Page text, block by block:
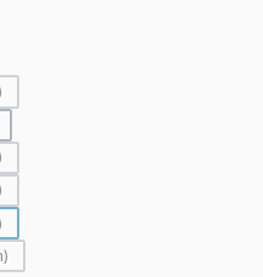
nicht verfügbar.)
nicht verfügbar.)
nicht verfügbar.)
nicht verfügbar.)
nicht verfügbar.)